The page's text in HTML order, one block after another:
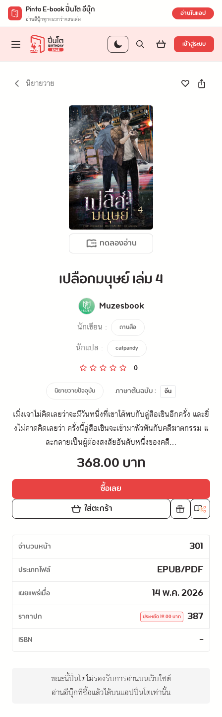
Pinto E-book ปิ่นโต อีบุ๊ก
อ่านอีบุ๊กทุกแนวกว่าแสนเล่ม อ่านในแอป
เข้าสู่ระบบ
นิยายวาย
ทดลองอ่าน
เปลือกมนุษย์ เล่ม 4
Muzesbook
นักเขียน : ถานสือ
นักแปล : catpandy
0
นิยายวายปัจจุบัน ภาษาต้นฉบับ : จีน
เมิ่งเจาไม่คิดเลยว่าจะมีวันหนึ่งที่เขาได้พบกับลู่สือเชินอีกครั้ง และยิ่
งไม่คาดคิดเลยว่า ครั้งนี้ลู่สือเชินจะเข้ามาพัวพันกับคดีฆาตกรรม แ
ละกลายเป็นผู้ต้องสงสัยอันดับหนึ่งของคดี...
368.00 บาท
ซื้อเลย
ใส่ตะกร้า
จำนวนหน้า 301
ประเภทไฟล์ EPUB/PDF
เผยแพร่เมื่อ 14 พ.ค. 2026
ราคาปก 387
ประหยัด19.00บาท
ISBN -
ขณะนี้ปิ่นโตไม่รองรับการอ่านบนเว็บไซต์
อ่านอีบุ๊กที่ซื้อแล้วได้บนแอปปิ่นโตเท่านั้น